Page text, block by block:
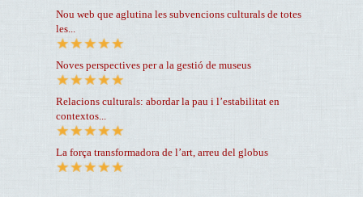
Nou web que aglutina les subvencions culturals de totes
les...
Noves perspectives per a la gestió de museus
Relacions culturals: abordar la pau i l’estabilitat en
contextos...
La força transformadora de l’art, arreu del globus